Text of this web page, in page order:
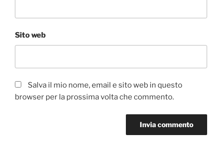
Sito web
Salva il mio nome, email e sito web in questo
browser per la prossima volta che commento.